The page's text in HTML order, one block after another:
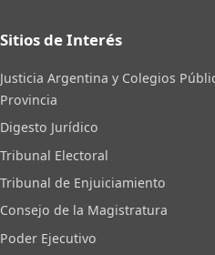
Sitios de Interés
Justicia Argentina y Colegios
Provincia
Digesto Jurídico
Tribunal Electoral
Tribunal de Enjuiciamiento
Consejo de la Magistratura
Poder Ejecutivo